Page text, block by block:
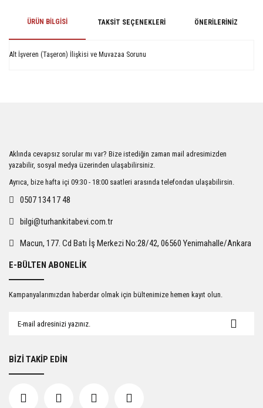
ÜRÜN BILGISI TAKSIT SEÇENEKLERI ÖNERILERINIZ
Alt İşveren (Taşeron) İlişkisi ve Muvazaa Sorunu
Ürün açıklamasında eksik bilgiler bulunuyor.
Ürün bilgilerinde hatalar bulunuyor.
Ürün fiyatı diğer sitelerden daha pahalı.
Gönder
Aklında cevapsız sorular mı var? Bize istediğin zaman mail adresimizden
yazabilir, sosyal medya üzerinden ulaşabilirsiniz.
Ayrıca, bize hafta içi 09:30 - 18:00 saatleri arasında telefondan ulaşabilirsin.
0507 134 17 48
bilgi@turhankitabevi.com.tr
Macun, 177. Cd Batı İş Merkezi No:28/42, 06560 Yenimahalle/Ankara
E-BÜLTEN ABONELİK
Kampanyalarımızdan haberdar olmak için bültenimize hemen kayıt olun.
BİZİ TAKİP EDİN